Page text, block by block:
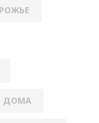
ДОМА